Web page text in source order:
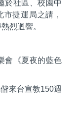
於社區、校園中
捷運局之請，
烈迴響。
會《夏夜的藍色
來台宣教150週